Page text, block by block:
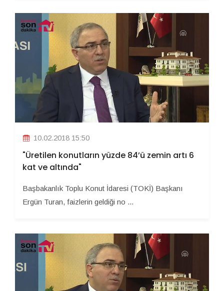
10.02.2018 15:50
"Üretilen konutların yüzde 84’ü zemin artı 6
kat ve altında"
Başbakanlık Toplu Konut İdaresi (TOKİ) Başkanı
Ergün Turan, faizlerin geldiği no ...